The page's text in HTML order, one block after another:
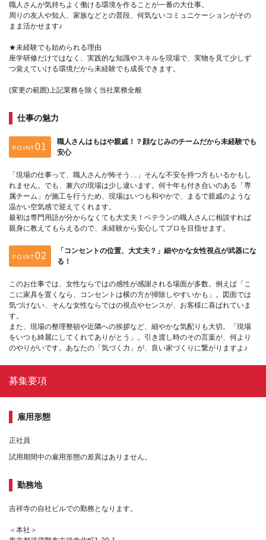
職人さんが気持ちよく働ける環境を作ることが一番の大仕事。
周りの友人や知人、家族などとの普段、何気ないコミュニケーションがその
まま活かせます♪
★未経験でも始められる理由
座学研修だけではなく、実践的な知識やスキルを現場で、実物を見て少しず
つ覚えていける環境だから未経験でも成長できます。
(変更の範囲)上記業務を除く当社業務全般
仕事の魅力
POINT
職人さんはもはや親戚！？顔なじみのチームだから未経験でも
安心
「現場の仕事って、職人さんが怖そう…」そんな不安を持つ方もいるかもし
れません。でも、兼六の現場は少し違います。何十年も付き合いのある「専
属チーム」が施工を行うため、現場はいつも和やかで、まるで親戚のような
温かい空気感で迎えてくれます。
最初は専門用語が分からなくても大丈夫！ベテランの職人さんに相談すれば
親身に教えてもらえるので、未経験から安心してプロを目指せます。
POINT
「コンセントの位置、大丈夫？」細やかな女性視点が武器にな
る！
このお仕事では、女性ならではの感性が感謝される場面が多数。例えば「こ
こに家具を置くなら、コンセントは横の方が掃除しやすいかも」。図面では
気づけない、そんな女性ならではの視点やセンスが、お客様に喜ばれていま
す。
また、現場の整理整頓や近隣への挨拶など、細やかな気配りも大切。「現場
をいつも綺麗にしてくれてありがとう」。引き渡し時のその言葉が、何より
のやりがいです。あなたの「気づく力」が、良い家づくりに繋がりますよ♪
募集要項
雇用形態
正社員
試用期間中の雇用形態の差異はありません。
勤務地
吉祥寺の自社ビルでの勤務となります。
＜本社＞